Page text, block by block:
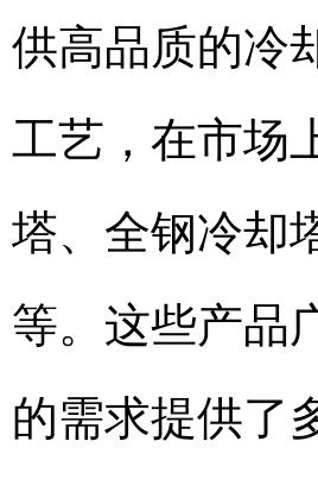
供高品质的冷
工艺，在市场
塔、全钢冷却
等。这些产品
的需求提供了